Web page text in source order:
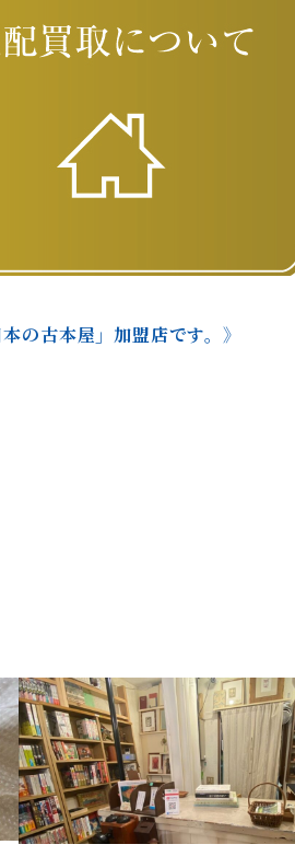
の古本屋」加盟店です。》